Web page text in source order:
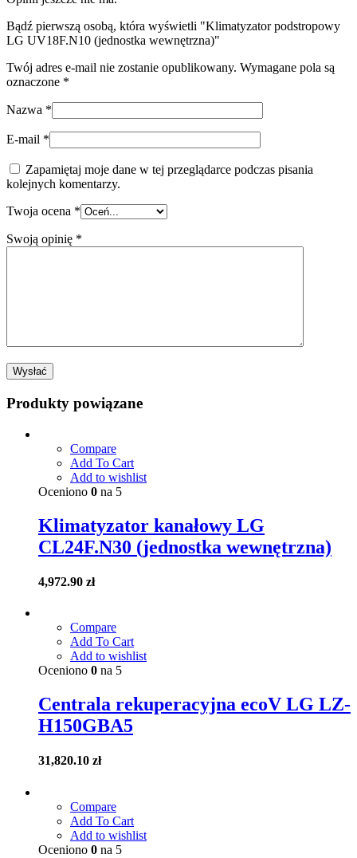
Bądź pierwszą osobą, która wyświetli "Klimatyzator podstropowy
LG UV18F.N10 (jednostka wewnętrzna)"
Twój adres e-mail nie zostanie opublikowany. Wymagane pola są
oznaczone *
Nazwa *
E-mail *
Zapamiętaj moje dane w tej przeglądarce podczas pisania
kolejnych komentarzy.
Twoja ocena *
Swoją opinię *
Produkty powiązane
Compare
Add To Cart
Add to wishlist
Oceniono 0 na 5
Klimatyzator kanałowy LG
CL24F.N30 (jednostka wewnętrzna)
4,972.90 zł
Compare
Add To Cart
Add to wishlist
Oceniono 0 na 5
Centrala rekuperacyjna ecoV LG LZ-
H150GBA5
31,820.10 zł
Compare
Add To Cart
Add to wishlist
Oceniono 0 na 5